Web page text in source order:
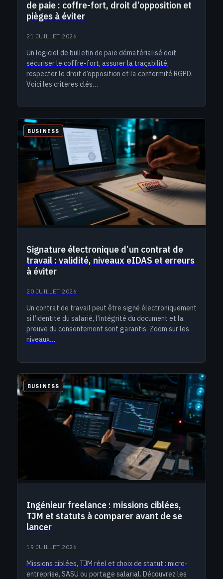
de paie : coffre-fort, droit d’opposition et
pièges à éviter
21 JUILLET 2026
Un logiciel de bulletin de paie dématérialisé doit
sécuriser le coffre-fort, assurer la traçabilité,
respecter le droit d’opposition et la conformité RGPD.
Voici les critères clés…
BUSINESS
Signature électronique d’un contrat de
travail : validité, niveaux eIDAS et erreurs
à éviter
20 JUILLET 2026
Un contrat de travail peut être signé électroniquement
si l’identité du salarié, l’intégrité du document et la
preuve du consentement sont garantis. Zoom sur les
niveaux…
BUSINESS
Ingénieur freelance : missions ciblées,
TJM et statuts à comparer avant de se
lancer
19 JUILLET 2026
Missions ciblées, TJM réel et choix de statut : micro-
entreprise, SASU ou portage salarial. Découvrez les